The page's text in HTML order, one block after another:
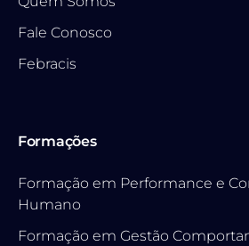
Fale Conosco
Febracis
Formações
Formação em Performance e
Humano
Formação em Gestão